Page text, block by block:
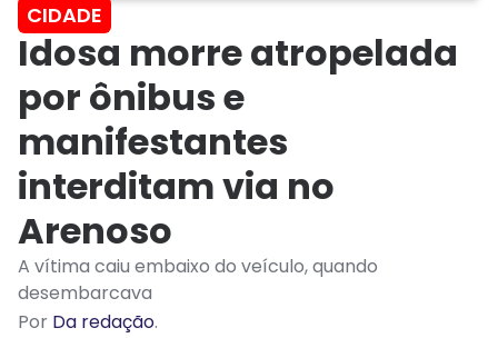
CIDADE
Idosa morre atropelada
por ônibus e
manifestantes
interditam via no
Arenoso
A vítima caiu embaixo do veículo, quando
desembarcava
Por Da redação.